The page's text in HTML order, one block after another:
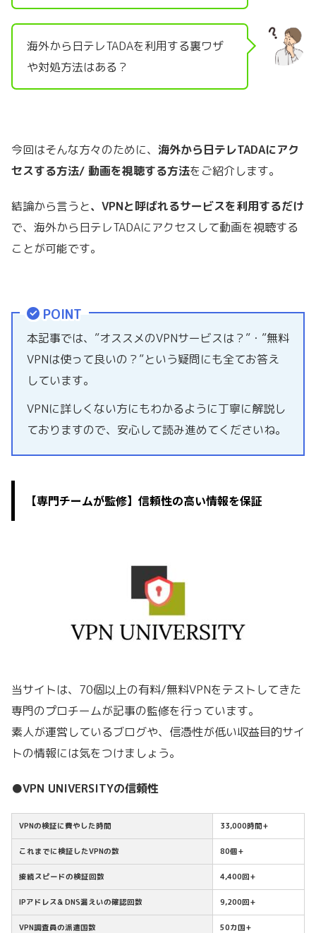
海外から日テレTADAを利用する裏ワザ
や対処方法はある？
今回はそんな方々のために、 海外から日テレTADAにアク
セスする方法/ 動画を視聴する方法をご紹介します。
結論から言うと、 VPNと呼ばれるサービスを利用するだけ
で、海外から日テレTADAにアクセスして動画を視聴する
ことが可能です。
POINT
本記事では、”オススメのVPNサービスは？”・”無料
VPNは使って良いの？”という疑問にも全てお答え
しています。
VPNに詳しくない方にもわかるように丁寧に解説し
ておりますので、安心して読み進めてくださいね。
【専門チームが監修】信頼性の高い情報を保証
当サイトは、70個以上の有料/無料VPNをテストしてきた
専門のプロチームが記事の監修を行っています。
素人が運営しているブログや、信憑性が低い収益目的サイ
トの情報には気をつけましょう。
●VPN UNIVERSITYの信頼性
VPNの検証に費やした時間 33,000時間+
これまでに検証したVPNの数 80個+
接続スピードの検証回数 4,400回+
IPアドレス& DNS漏えいの確認回数 9,200回+
VPN調査員の派遣国数 50カ国+